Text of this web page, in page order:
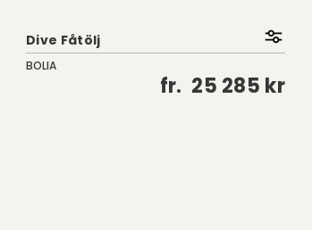
Dive Fåtölj
BOLIA
fr. 25 285 kr